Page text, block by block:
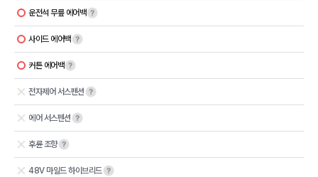
운전석 무릎 에어백
사이드 에어백
커튼 에어백
전자제어 서스펜션
에어 서스펜션
후륜 조향
48V 마일드 하이브리드